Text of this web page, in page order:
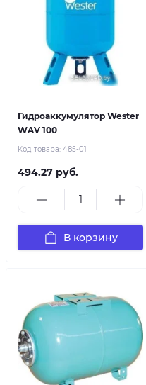
Гидроаккумулятор Wester
WAV 100
Код товара: 485-01
494.27 руб.
В корзину